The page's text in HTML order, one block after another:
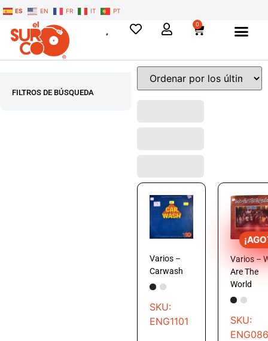
ES EN FR IT PT
0
FILTROS DE BÚSQUEDA
Varios –
Carwash
SKU:
ENG1101
Varios –
Are The
World
SKU: